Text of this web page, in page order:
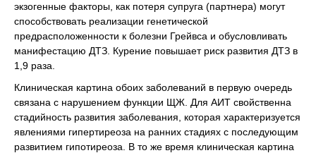
экзогенные факторы, как потеря супруга (партнера) могут
способствовать реализации генетической
предрасположенности к болезни Грейвса и обусловливать
манифестацию ДТЗ. Курение повышает риск развития ДТЗ в
1,9 раза.
Клиническая картина обоих заболеваний в первую очередь
связана с нарушением функции ЩЖ. Для АИТ свойственна
стадийность развития заболевания, которая характеризуется
явлениями гипертиреоза на ранних стадиях с последующим
развитием гипотиреоза. В то же время клиническая картина